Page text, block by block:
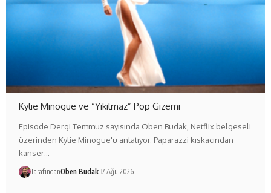
Kylie Minogue ve “Yıkılmaz” Pop Gizemi
Episode Dergi Temmuz sayısında Oben Budak, Netflix belgeseli
üzerinden Kylie Minogue'u anlatıyor. Paparazzi kıskacından
kanser…
TarafındanOben Budak 7 Ağu 2026